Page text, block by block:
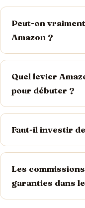
Peut-on
Amazon ?
Quel levier
pour débuter ?
Faut-il investir
Les
garanties dans